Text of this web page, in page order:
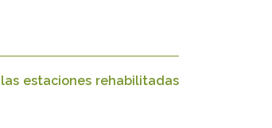
estaciones rehabilitadas